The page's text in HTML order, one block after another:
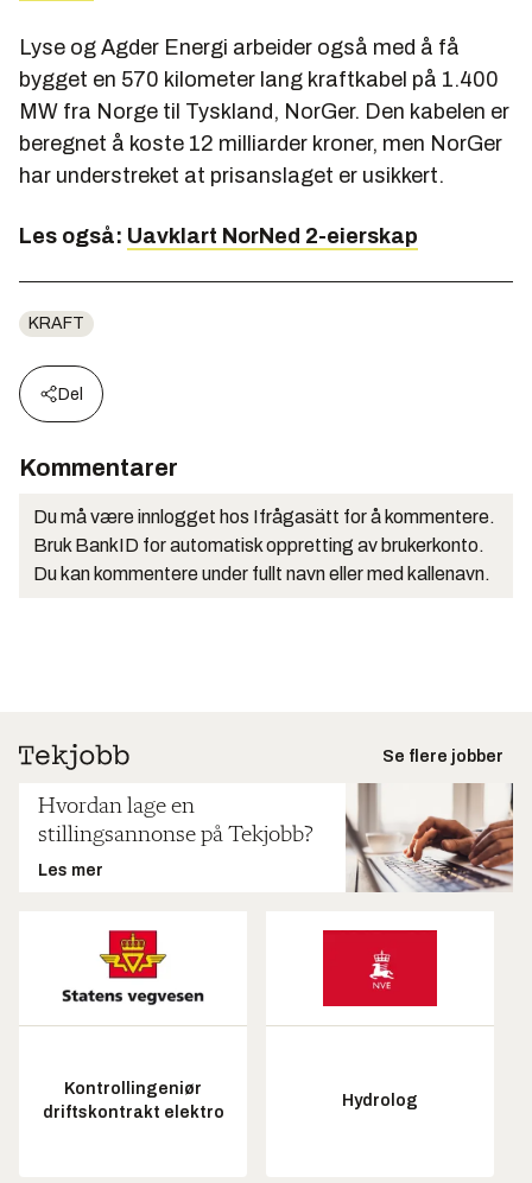
Lyse og Agder Energi arbeider også med å få
bygget en 570 kilometer lang kraftkabel på 1.400
MW fra Norge til Tyskland, NorGer. Den kabelen er
beregnet å koste 12 milliarder kroner, men NorGer
har understreket at prisanslaget er usikkert.
Les også: Uavklart NorNed 2-eierskap
KRAFT
Del
Kommentarer
Du må være innlogget hos Ifrågasätt for å kommentere.
Bruk BankID for automatisk oppretting av brukerkonto.
Du kan kommentere under fullt navn eller med kallenavn.
Se flere jobber
Hvordan lage en
stillingsannonse på Tekjobb?
Les mer
Kontrollingeniør
driftskontrakt elektro
Hydrolog